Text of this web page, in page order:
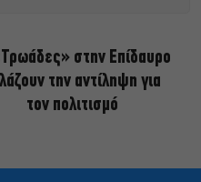
στην Επίδαυρο
την αντίληψη για
τον πολιτισμό